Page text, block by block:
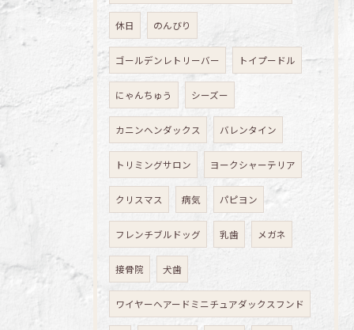
休日 のんびり
ゴールデンレトリーバー トイプードル
にゃんちゅう シーズー
カニンヘンダックス バレンタイン
トリミングサロン ヨークシャーテリア
クリスマス 病気 パピヨン
フレンチブルドッグ 乳歯 メガネ
接骨院 犬歯
ワイヤーヘアードミニチュアダックスフンド